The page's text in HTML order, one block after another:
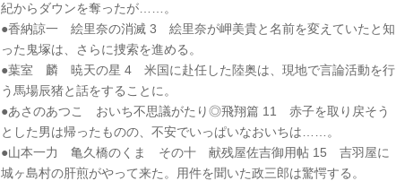
紀からダウンを奪ったが……。
●香納諒一 絵里奈の消滅 3 絵里奈が岬美貴と名前を変えていたと知
った鬼塚は、さらに捜索を進める。
●葉室 麟 暁天の星 4 米国に赴任した陸奥は、現地で言論活動を行
う馬場辰猪と話をすることに。
●あさのあつこ おいち不思議がたり◎飛翔篇 11 赤子を取り戻そう
とした男は帰ったものの、不安でいっぱいなおいちは……。
●山本一力 亀久橋のくま その十 献残屋佐吉御用帖 15 吉羽屋に
城ヶ島村の肝煎がやって来た。用件を聞いた政三郎は驚愕する。